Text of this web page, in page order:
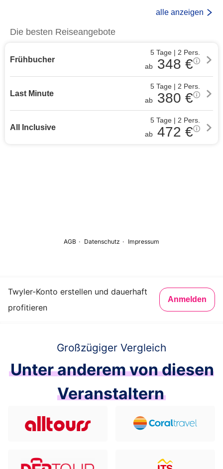
Twyler-Konto erstellen und dauerhaft
profitieren
Anmelden
Großzügiger Vergleich
Unter anderem von diesen
Veranstaltern